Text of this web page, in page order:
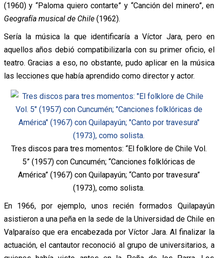
(1960) y “Paloma quiero contarte” y “Canción del minero”, en
Geografía musical de Chile (1962).
Sería la música la que identificaría a Víctor Jara, pero en
aquellos años debió compatibilizarla con su primer oficio, el
teatro. Gracias a eso, no obstante, pudo aplicar en la música
las lecciones que había aprendido como director y actor.
Tres discos para tres momentos: “El folklore de Chile Vol.
5” (1957) con Cuncumén; “Canciones folklóricas de
América” (1967) con Quilapayún; “Canto por travesura”
(1973), como solista.
En 1966, por ejemplo, unos recién formados Quilapayún
asistieron a una peña en la sede de la Universidad de Chile en
Valparaíso que era encabezada por Víctor Jara. Al finalizar la
actuación, el cantautor reconoció al grupo de universitarios, a